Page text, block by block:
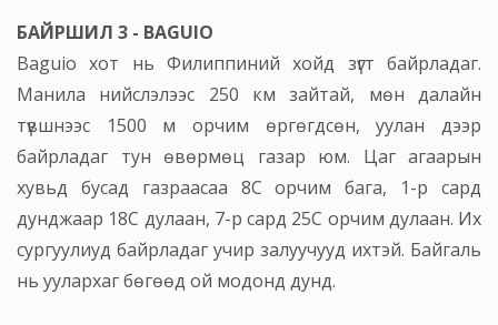
БАЙРШИЛ 3 - BAGUIO
Baguio хот нь Филиппиний хойд зүгт байрладаг.
Манила нийслэлээс 250 км зайтай, мөн далайн
түвшнээс 1500 м орчим өргөгдсөн, уулан дээр
байрладаг тун өвөрмөц газар юм. Цаг агаарын
хувьд бусад газраасаа 8C орчим бага, 1-р сард
дунджаар 18C дулаан, 7-р сард 25C орчим дулаан. Их
сургуулиуд байрладаг учир залуучууд ихтэй. Байгаль
нь уулархаг бөгөөд ой модонд дунд.